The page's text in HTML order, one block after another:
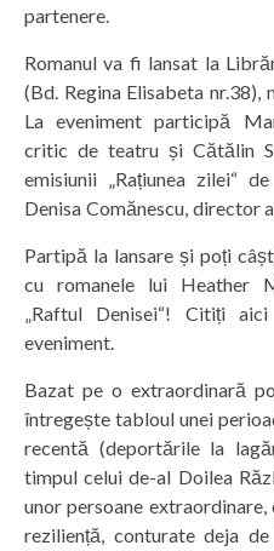
partenere.
Romanul va fi lansat la
(Bd. Regina Elisabeta
La eveniment participă
critic de teatru și Cătălin
emisiunii „Rațiunea zilei“
Denisa Comănescu, director
Partipă la lansare și poți
cu romanele lui Heather
„Raftul Denisei“! Citiți
eveniment.
Bazat pe o extraordinară
întregește tabloul unei
recentă (deportările la
timpul celui de-al Doilea
unor persoane
reziliență, conturate deja